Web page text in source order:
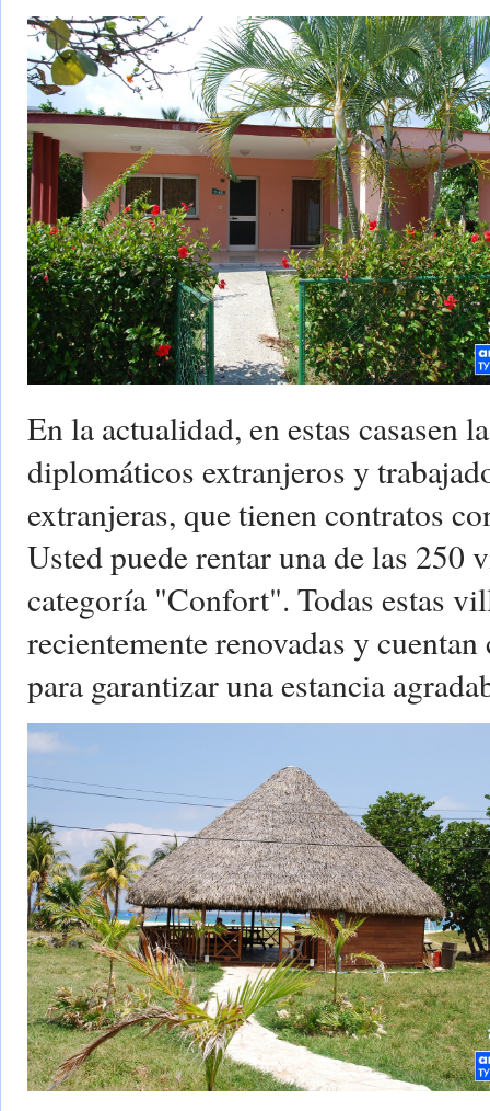
En la actualidad, en estas casasen
diplomáticos extranjeros y
extranjeras, que tienen contratos
Usted puede rentar una de las 250
categoría "Confort". Todas estas
recientemente renovadas y
para garantizar una estancia